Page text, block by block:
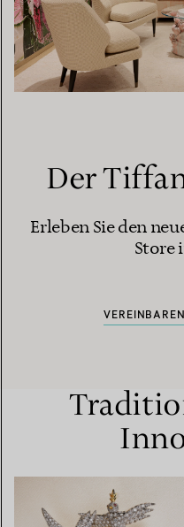
Der
Erleben Sie den
Store